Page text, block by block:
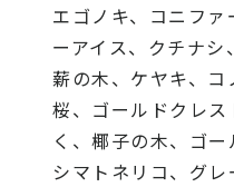
エゴノキ、コニフ
ーアイス、クチナシ
薪の木、ケヤキ、コ
桜、ゴールドクレ
く、椰子の木、ゴー
シマトネリコ、グ